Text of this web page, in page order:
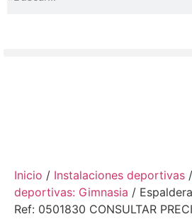
Inicio / Instalaciones deportivas /
deportivas: Gimnasia /
Ref: 0501830 CONSULTAR